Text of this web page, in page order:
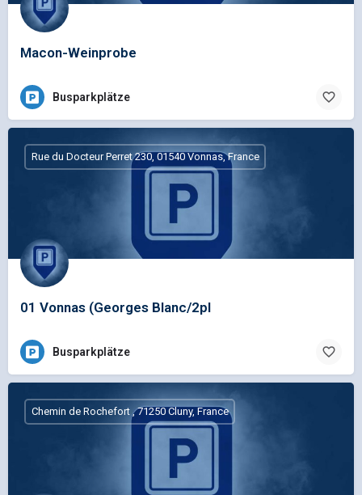
Macon-Weinprobe
Busparkplätze
01 Vonnas (Georges Blanc/2pl
Rue du Docteur Perret 230, 01540 Vonnas, France
Busparkplätze
Chemin de Rochefort , 71250 Cluny, France